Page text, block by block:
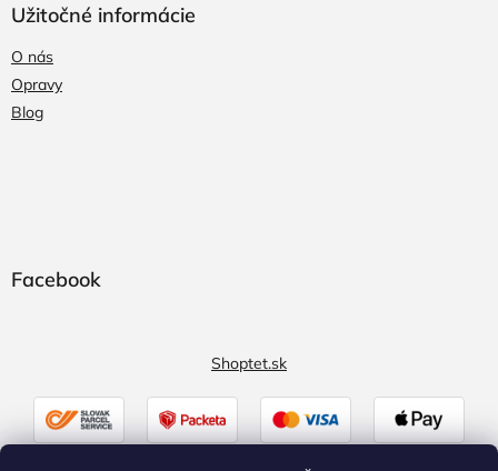
Užitočné informácie
O nás
Opravy
Blog
Facebook
Shoptet.sk